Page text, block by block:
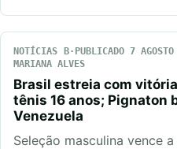
NOTÍCIAS PUBLICADO 7
MARIANA ALVES
Brasil estreia com
tênis 16 anos; Pignaton
Venezuela
Seleção masculina vence